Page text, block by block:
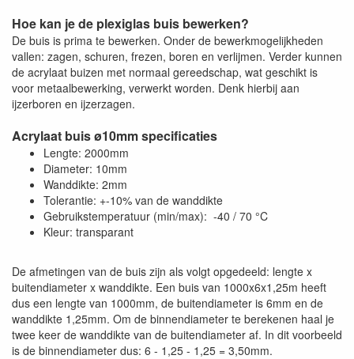
Hoe kan je de plexiglas buis bewerken?
De buis is prima te bewerken. Onder de bewerkmogelijkheden
vallen: zagen, schuren, frezen, boren en verlijmen. Verder kunnen
de acrylaat buizen met normaal gereedschap, wat geschikt is
voor metaalbewerking, verwerkt worden. Denk hierbij aan
ijzerboren en ijzerzagen.
Acrylaat buis ø10mm specificaties
Lengte: 2000mm
Diameter: 10mm
Wanddikte: 2mm
Tolerantie: +-10% van de wanddikte
Gebruikstemperatuur (min/max): -40 / 70 °C
Kleur: transparant
De afmetingen van de buis zijn als volgt opgedeeld: lengte x
buitendiameter x wanddikte. Een buis van 1000x6x1,25m heeft
dus een lengte van 1000mm, de buitendiameter is 6mm en de
wanddikte 1,25mm. Om de binnendiameter te berekenen haal je
twee keer de wanddikte van de buitendiameter af. In dit voorbeeld
is de binnendiameter dus: 6 - 1,25 - 1,25 = 3,50mm.